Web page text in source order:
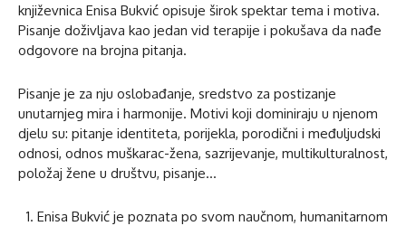
književnica Enisa Bukvić opisuje širok spektar tema i motiva.
Pisanje doživljava kao jedan vid terapije i pokušava da nađe
odgovore na brojna pitanja.
Pisanje je za nju oslobađanje, sredstvo za postizanje
unutarnjeg mira i harmonije. Motivi koji dominiraju u njenom
djelu su: pitanje identiteta, porijekla, porodični i međuljudski
odnosi, odnos muškarac-žena, sazrijevanje, multikulturalnost,
položaj žene u društvu, pisanje…
Enisa Bukvić je poznata po svom naučnom, humanitarnom